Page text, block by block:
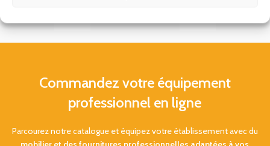
Commandez votre équipement
professionnel en ligne
Parcourez notre catalogue et équipez votre établissement avec du